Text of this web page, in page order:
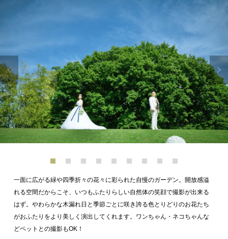
一面に広がる緑や四季折々の花々に彩られた自慢のガーデン。開放感溢
れる空間だからこそ、いつもふたりらしい自然体の笑顔で撮影が出来る
はず。やわらかな木漏れ日と季節ごとに咲き誇る色とりどりのお花たち
がおふたりをより美しく演出してくれます。ワンちゃん・ネコちゃんな
どペットとの撮影もOK！